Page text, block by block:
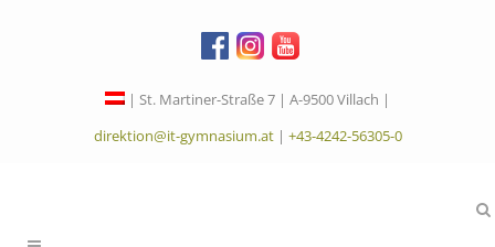
| St. Martiner-Straße 7 | A-9500 Villach |
direktion@it-gymnasium.at| +43-4242-56305-0